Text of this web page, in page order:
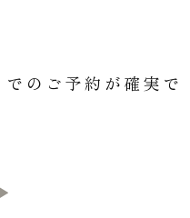
のご予約が確実で